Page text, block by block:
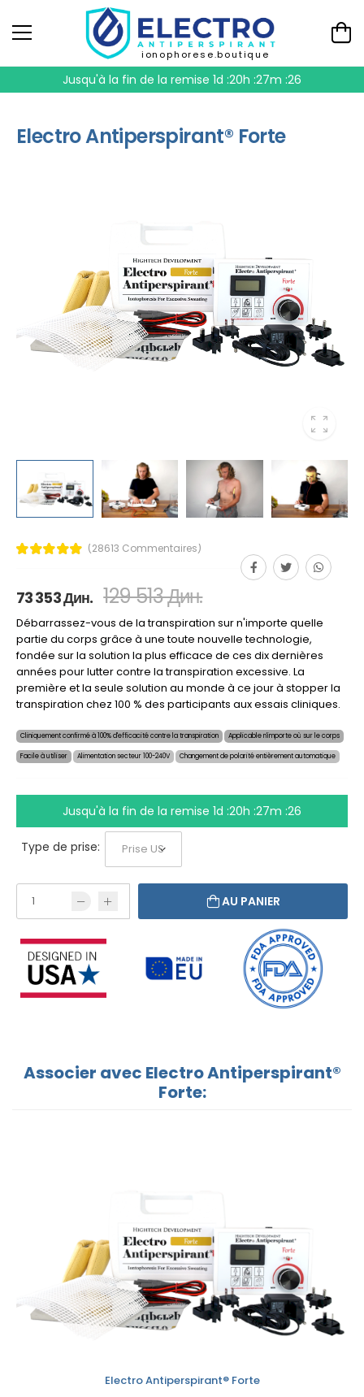
ionophorese.boutique
Jusqu'à la fin de la remise 1d :20h :27m :26
Electro Antiperspirant® Forte
(28613 Commentaires)
73 353 Дин. 129 513 Дин.
Débarrassez-vous de la transpiration sur n'importe quelle
partie du corps grâce à une toute nouvelle technologie,
fondée sur la solution la plus efficace de ces dix dernières
années pour lutter contre la transpiration excessive. La
première et la seule solution au monde à ce jour à stopper la
transpiration chez 100 % des participants aux essais cliniques.
Cliniquement confirmé à 100% d'efficacité contre la transpiration Applicable n'importe où sur le corps
Facile à utiliser Alimentation secteur 100-240V Changement de polarité entièrement automatique
Jusqu'à la fin de la remise 1d :20h :27m :26
Type de prise:
AU PANIER
Associer avec Electro Antiperspirant®
Forte:
Electro Antiperspirant® Forte